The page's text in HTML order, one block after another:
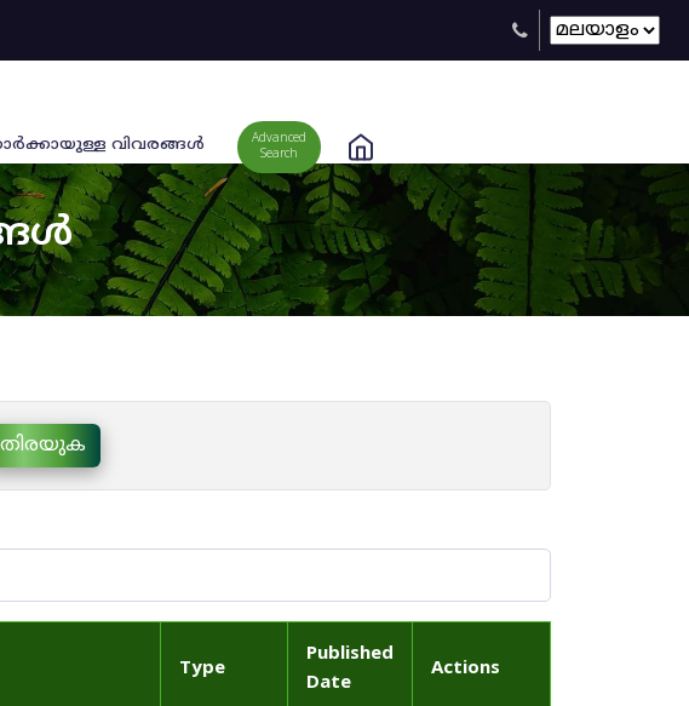
വിവരങ്ങള്‍
Advanced
Search
തിരയുക
Type
Published
Date
Actions